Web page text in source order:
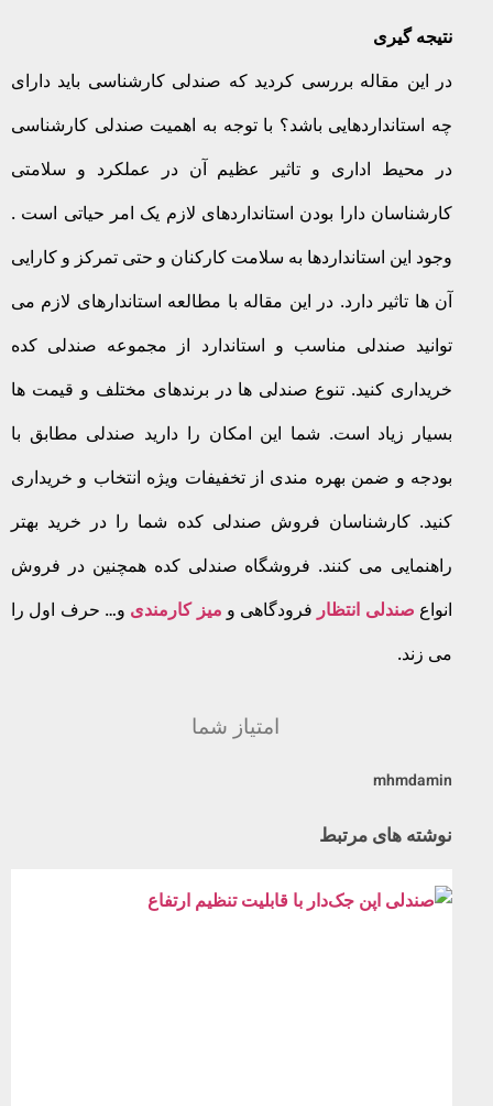
نتیجه گیری
در این مقاله بررسی کردید که صندلی کارشناسی باید دارای
چه استانداردهایی باشد؟ با توجه به اهمیت صندلی کارشناسی
در محیط اداری و تاثیر عظیم آن در عملکرد و سلامتی
کارشناسان دارا بودن استانداردهای لازم یک امر حیاتی است .
وجود این استانداردها به سلامت کارکنان و حتی تمرکز و کارایی
آن ها تاثیر دارد. در این مقاله با مطالعه استاندارهای لازم می
توانید صندلی مناسب و استاندارد از مجموعه صندلی کده
خریداری کنید. تنوع صندلی ها در برندهای مختلف و قیمت ها
بسیار زیاد است. شما این امکان را دارید صندلی مطابق با
بودجه و ضمن بهره مندی از تخفیفات ویژه انتخاب و خریداری
کنید. کارشناسان فروش صندلی کده شما را در خرید بهتر
راهنمایی می کنند. فروشگاه صندلی کده همچنین در فروش
انواعصندلی انتظارفرودگاهی ومیز کارمندیو… حرف اول را
می زند.
امتیاز شما
mhmdamin
نوشته های مرتبط